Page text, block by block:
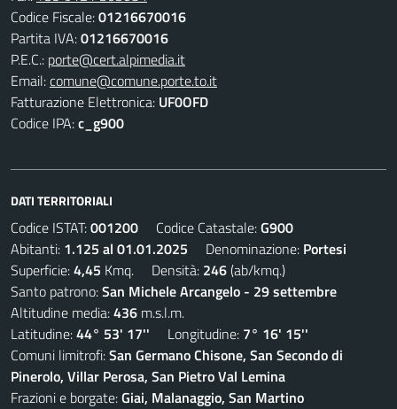
Codice Fiscale:01216670016
Partita IVA:01216670016
P.E.C.: porte@cert.alpimedia.it
Email:comune@comune.porte.to.it
Fatturazione Elettronica: UF0OFD
Codice IPA:c_g900
DATI TERRITORIALI
Codice ISTAT:001200 Codice Catastale:G900
Abitanti: 1.125 al 01.01.2025 Denominazione: Portesi
Superficie:4,45 Kmq. Densità: 246(ab/kmq.)
Santo patrono:San Michele Arcangelo - 29 settembre
Altitudine media:436 m.s.l.m.
Latitudine:44° 53' 17'' Longitudine: 7° 16' 15''
Comuni limitrofi:San Germano Chisone, San Secondo di
Pinerolo, Villar Perosa, San Pietro Val Lemina
Frazioni e borgate:Giai, Malanaggio, San Martino